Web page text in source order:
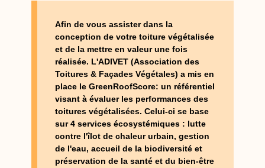
Afin de vous assister dans la
conception de votre toiture végétalisée
et de la mettre en valeur une fois
réalisée. L'ADIVET (Association des
Toitures & Façades Végétales) a mis en
place le GreenRoofScore: un référentiel
visant à évaluer les performances des
toitures végétalisées. Celui-ci se base
sur 4 services écosystémiques : lutte
contre l'îlot de chaleur urbain, gestion
de l'eau, accueil de la biodiversité et
préservation de la santé et du bien-être